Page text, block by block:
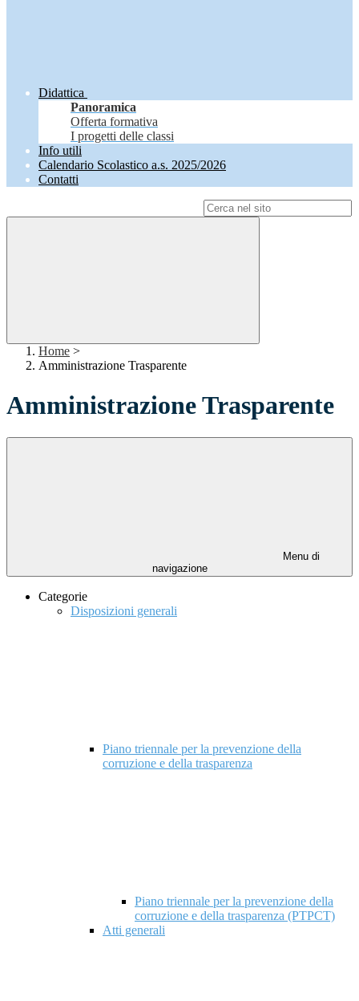
Didattica
Panoramica
Offerta formativa
I progetti delle classi
Info utili
Calendario Scolastico a.s. 2025/2026
Contatti
Home >
Amministrazione Trasparente
Amministrazione Trasparente
Menu di
navigazione
Categorie
Disposizioni generali
Piano triennale per la prevenzione della
corruzione e della trasparenza
Piano triennale per la prevenzione della
corruzione e della trasparenza (PTPCT)
Atti generali